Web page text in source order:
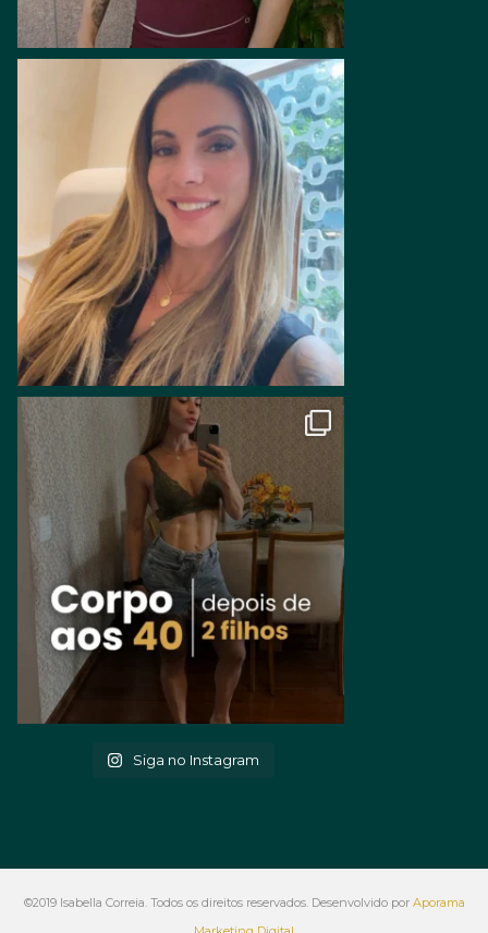
Siga no Instagram
©2019 Isabella Correia. Todos os direitos reservados. Desenvolvido por Aporama